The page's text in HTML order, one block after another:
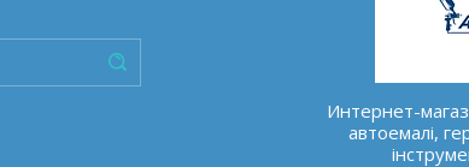
Интернет-
автоемалі,